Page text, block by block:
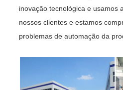
inovação tecnológica e usamos
nossos clientes e estamos
problemas de automação da